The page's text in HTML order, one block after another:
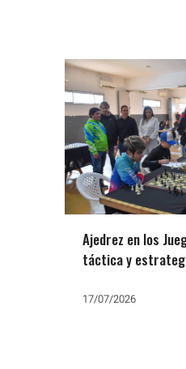
Ajedrez en los
táctica y estrategia para avanzar a
17/07/2026